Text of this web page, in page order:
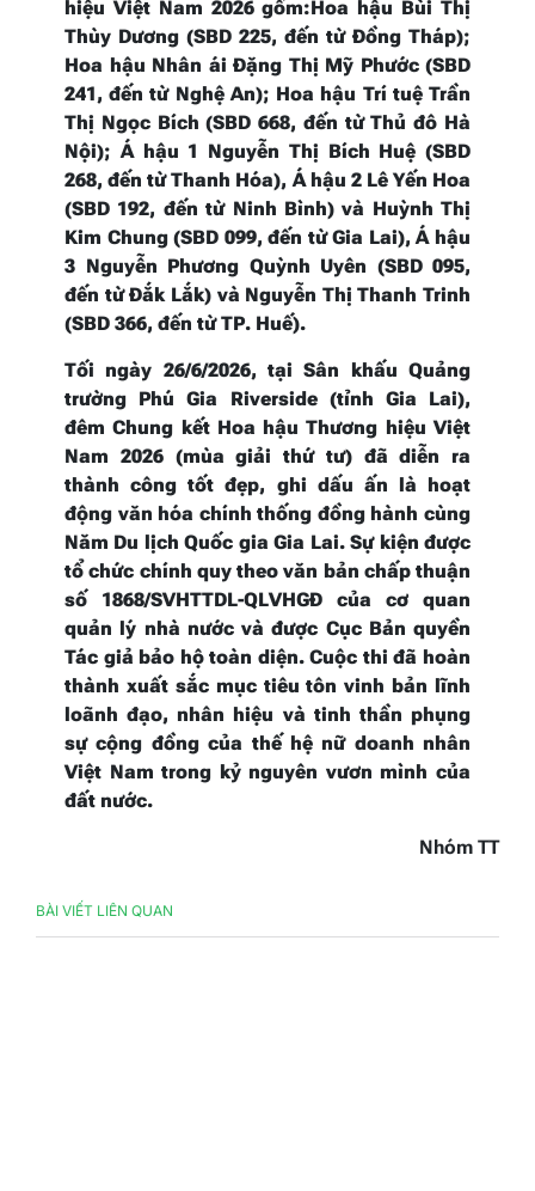
hiệu Việt Nam 2026 gồm:Hoa hậu Bùi Thị
Thùy Dương (SBD 225, đến từ Đồng Tháp);
Hoa hậu Nhân ái Đặng Thị Mỹ Phước (SBD
241, đến từ Nghệ An); Hoa hậu Trí tuệ Trần
Thị Ngọc Bích (SBD 668, đến từ Thủ đô Hà
Nội); Á hậu 1 Nguyễn Thị Bích Huệ (SBD
268, đến từ Thanh Hóa), Á hậu 2 Lê Yến Hoa
(SBD 192, đến từ Ninh Bình) và Huỳnh Thị
Kim Chung (SBD 099, đến từ Gia Lai), Á hậu
3 Nguyễn Phương Quỳnh Uyên (SBD 095,
đến từ Đắk Lắk) và Nguyễn Thị Thanh Trinh
(SBD 366, đến từ TP. Huế).
Tối ngày 26/6/2026, tại Sân khấu Quảng
trường Phú Gia Riverside (tỉnh Gia Lai),
đêm Chung kết Hoa hậu Thương hiệu Việt
Nam 2026 (mùa giải thứ tư) đã diễn ra
thành công tốt đẹp, ghi dấu ấn là hoạt
động văn hóa chính thống đồng hành cùng
Năm Du lịch Quốc gia Gia Lai. Sự kiện được
tổ chức chính quy theo văn bản chấp thuận
số 1868/SVHTTDL-QLVHGĐ của cơ quan
quản lý nhà nước và được Cục Bản quyền
Tác giả bảo hộ toàn diện. Cuộc thi đã hoàn
thành xuất sắc mục tiêu tôn vinh bản lĩnh
loãnh đạo, nhân hiệu và tinh thần phụng
sự cộng đồng của thế hệ nữ doanh nhân
Việt Nam trong kỷ nguyên vươn mình của
đất nước.
Nhóm TT
BÀI VIẾT LIÊN QUAN